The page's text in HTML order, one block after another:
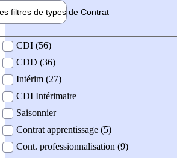
filtres de types de Contrat
contrat
CDI (56)
CDD (36)
Intérim (27)
CDI Intérimaire
Saisonnier
Contrat apprentissage (5)
Cont. professionnalisation (9)